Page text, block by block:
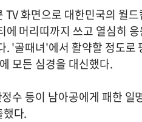
화면으로 대한민국의 월
머리띠까지 쓰고 열심히
'골때녀'에서 활약할 정도로
모든 심경을 대신했다.
수 등이 남아공에게 패한
다.